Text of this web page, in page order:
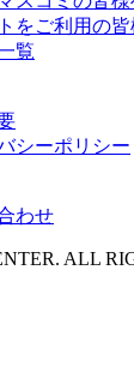
をご利用の
覧
シーポリシー
わせ
ALL